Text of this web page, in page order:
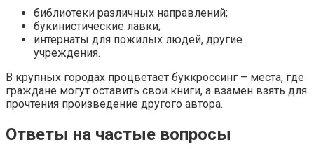
библиотеки различных направлений;
букинистические лавки;
интернаты для пожилых людей, другие
учреждения.
В крупных городах процветает буккроссинг – места, где
граждане могут оставить свои книги, а взамен взять для
прочтения произведение другого автора.
Ответы на частые вопросы